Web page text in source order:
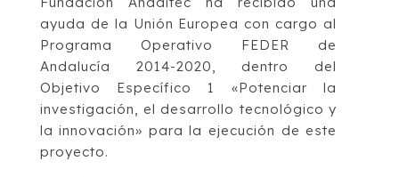
ayuda de la Unión Europea con cargo al
Programa Operativo FEDER de
Andalucía 2014-2020, dentro del
Objetivo Específico 1 «Potenciar la
investigación, el desarrollo tecnológico y
la innovación» para la ejecución de este
proyecto.